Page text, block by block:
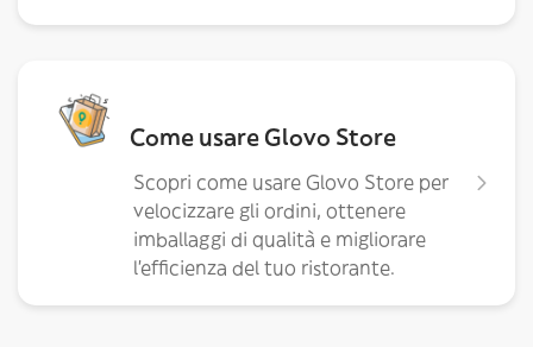
Come usare Glovo Store
Scopri come usare Glovo Store per
velocizzare gli ordini, ottenere
imballaggi di qualità e migliorare
l'efficienza del tuo ristorante.